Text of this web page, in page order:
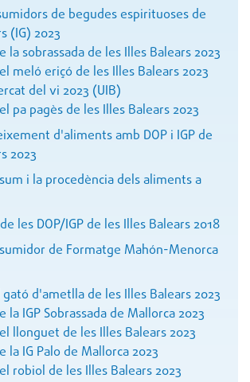
de begudes espirituoses de
(IG) 2023
la sobrassada de les Illes Balears 2023
meló eriçó de les Illes Balears 2023
del vi 2023 (UIB)
pa pagès de les Illes Balears 2023
d'aliments amb DOP i IGP de
2023
i la procedència dels aliments a
les DOP/IGP de les Illes Balears 2018
de Formatge Mahón-Menorca
d'ametlla de les Illes Balears 2023
la IGP Sobrassada de Mallorca 2023
llonguet de les Illes Balears 2023
la IG Palo de Mallorca 2023
robiol de les Illes Balears 2023